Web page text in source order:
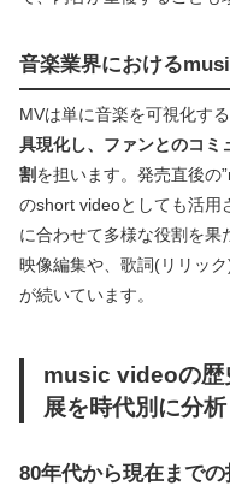
音楽業界における
MVは単に音楽を可視化する
具現化し、ファンとのコミ
割を担います。発売直後の
のshort videoとしても活用
に合わせて多様な役割を果
映像編集や、歌詞(リリッ
が続いています。
music videoの歴
展を時代別に分析
80年代から現在まで